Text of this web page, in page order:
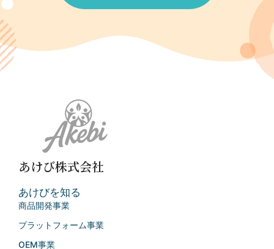
あけび株式会社
あけびを知る
商品開発事業
プラットフォーム事業
OEM事業